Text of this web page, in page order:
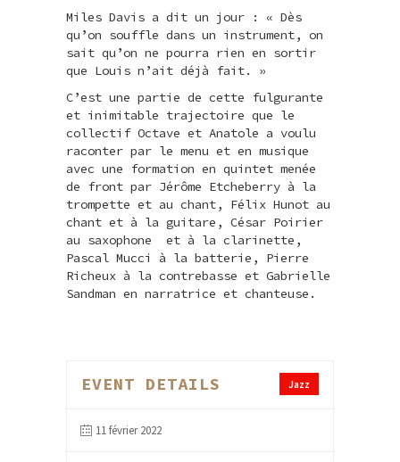
Miles Davis a dit un jour : « Dès
qu’on souffle dans un instrument, on
sait qu’on ne pourra rien en sortir
que Louis n’ait déjà fait. »
C’est une partie de cette fulgurante
et inimitable trajectoire que le
collectif Octave et Anatole a voulu
raconter par le menu et en musique
avec une formation en quintet menée
de front par Jérôme Etcheberry à la
trompette et au chant, Félix Hunot au
chant et à la guitare, César Poirier
au saxophone et à la clarinette,
Pascal Mucci à la batterie, Pierre
Richeux à la contrebasse et Gabrielle
Sandman en narratrice et chanteuse.
Jazz
EVENT DETAILS
11 février 2022